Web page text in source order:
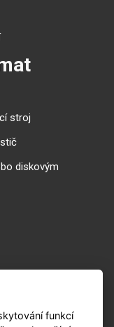
stroj
diskovým
funkcí